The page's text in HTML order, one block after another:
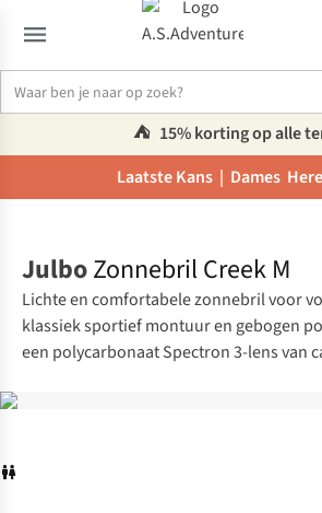
⛺️ 15% korting op alle
Laatste Kans | Dames
JulboZonnebril Creek M
Lichte en comfortabele zonnebril voor
klassiek sportief montuur en gebogen
een polycarbonaat Spectron 3-lens van